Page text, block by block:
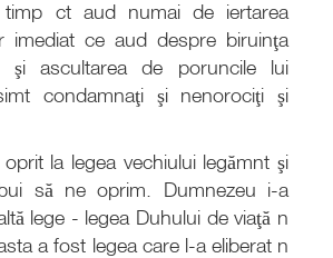
ct aud numai de iertarea
imediat ce aud despre biruinţa
şi ascultarea de poruncile lui
condamnaţi şi nenorociţi şi
la legea vechiului legămnt şi
să ne oprim. Dumnezeu i-a
lege - legea Duhului de viaţă n
a fost legea care l-a eliberat n